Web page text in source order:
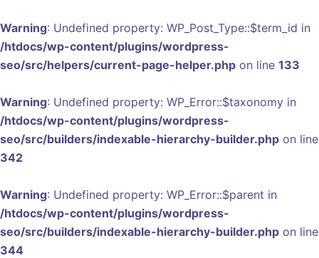
Warning: Undefined property: WP_Post_Type::$term_id in
/htdocs/wp-content/plugins/wordpress-
seo/src/helpers/current-page-helper.php on line 133
Warning: Undefined property: WP_Error::$taxonomy in
/htdocs/wp-content/plugins/wordpress-
seo/src/builders/indexable-hierarchy-builder.php on line
342
Warning: Undefined property: WP_Error::$parent in
/htdocs/wp-content/plugins/wordpress-
seo/src/builders/indexable-hierarchy-builder.php on line
344